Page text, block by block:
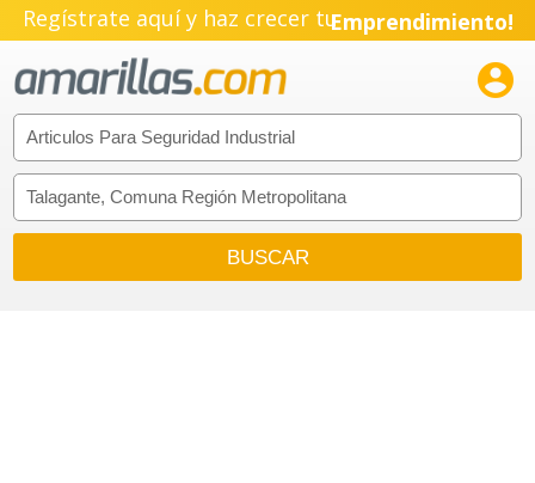
Regístrate aquí y haz crecer tuEmprendimiento!
